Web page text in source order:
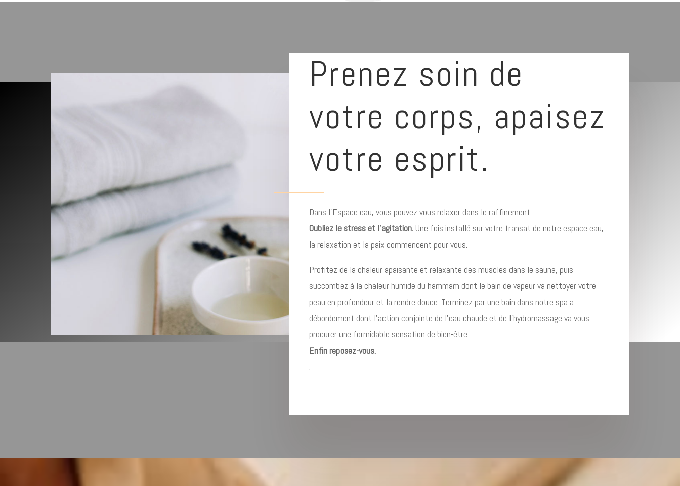
Prenez soin de
votre corps, apaisez
votre esprit.
Dans l’Espace eau, vous pouvez vous relaxer dans le raffinement.
Oubliez le stress et l’agitation. Une fois installé sur votre transat de notre espace eau,
la relaxation et la paix commencent pour vous.
Profitez de la chaleur apaisante et relaxante des muscles dans le sauna, puis
succombez à la chaleur humide du hammam dont le bain de vapeur va nettoyer votre
peau en profondeur et la rendre douce. Terminez par une bain dans notre spa a
débordement dont l’action conjointe de l’eau chaude et de l’hydromassage va vous
procurer une formidable sensation de bien-être.
Enfin reposez-vous.
.